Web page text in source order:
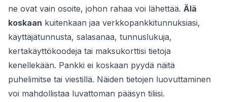
ne ovat vain osoite, johon rahaa voi lähettää. Älä
koskaan kuitenkaan jaa verkkopankkitunnuksiasi,
käyttäjätunnusta, salasanaa, tunnuslukuja,
kertakäyttökoodeja tai maksukorttisi tietoja
kenellekään. Pankki ei koskaan pyydä näitä
puhelimitse tai viestillä. Näiden tietojen luovuttaminen
voi mahdollistaa luvattoman pääsyn tiliisi.